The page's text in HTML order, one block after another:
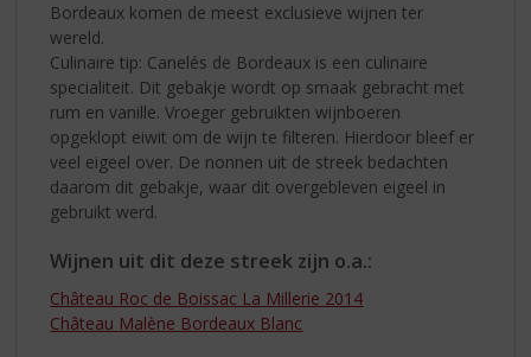
Bordeaux komen de meest exclusieve wijnen ter
wereld.
Culinaire tip: Canelés de Bordeaux is een culinaire
specialiteit. Dit gebakje wordt op smaak gebracht met
rum en vanille. Vroeger gebruikten wijnboeren
opgeklopt eiwit om de wijn te filteren. Hierdoor bleef er
veel eigeel over. De nonnen uit de streek bedachten
daarom dit gebakje, waar dit overgebleven eigeel in
gebruikt werd.
Wijnen uit dit deze streek zijn o.a.:
Château Roc de Boissac La Millerie 2014
Château Malène Bordeaux Blanc